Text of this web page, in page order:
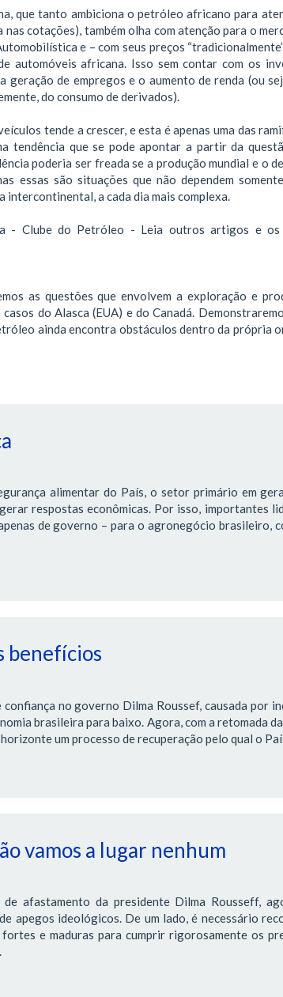
que tanto ambiciona o petróleo africano para
nas cotações), também olha com atenção para o
e – com seus preços
automóveis africana. Isso sem contar com os
geração de empregos e o aumento de renda (ou
do consumo de derivados).
tende a crescer, e esta é apenas uma das
tendência que se pode apontar a partir da
poderia ser freada se a produção mundial e o
essas são situações que não dependem
a cada dia mais complexa.
- Clube do Petróleo - Leia outros artigos e os
as questões que envolvem a exploração e
do Alasca (EUA) e do Canadá.
ainda encontra obstáculos dentro da própria
alimentar do País, o setor primário em
respostas econômicas. Por isso, importantes
de governo – para o agronegócio brasileiro,
benefícios
no governo Dilma Roussef, causada por
brasileira para baixo. Agora, com a retomada
um processo de recuperação pelo qual o
vamos a lugar nenhum
afastamento da presidente Dilma Rousseff,
apegos ideológicos. De um lado, é necessário
e maduras para cumprir rigorosamente os